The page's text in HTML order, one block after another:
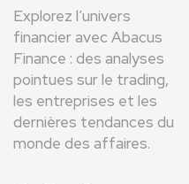
Explorez l’univers
financier avec Abacus
Finance : des analyses
pointues sur le trading,
les entreprises et les
dernières tendances du
monde des affaires.